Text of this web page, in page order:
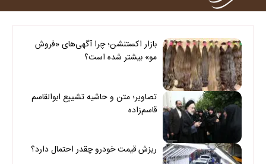
بازار اکستنشن؛ چرا آگهی‌های «فروش
مو» بیشتر شده است؟
تصاویر؛ متن و حاشیه تشییع ابوالقاسم
قاسم‌زاده
ریزش قیمت خودرو چقدر احتمال دارد؟